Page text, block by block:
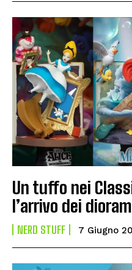
Un tuffo nei
l’arrivo dei
NERD STUFF 7 Giugno